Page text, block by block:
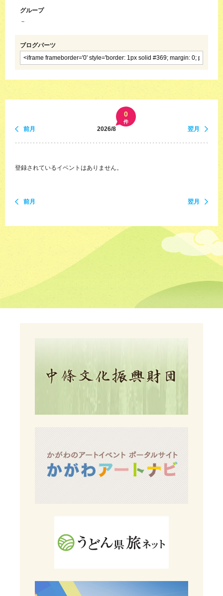
グループ
－
ブログパーツ
前月 2026/8
0
件
翌月
登録されているイベントはありません。
前月 翌月